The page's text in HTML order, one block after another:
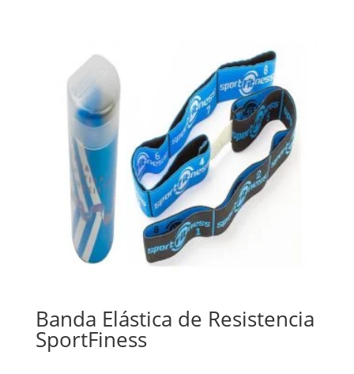
Banda Elástica de Resistencia
SportFiness